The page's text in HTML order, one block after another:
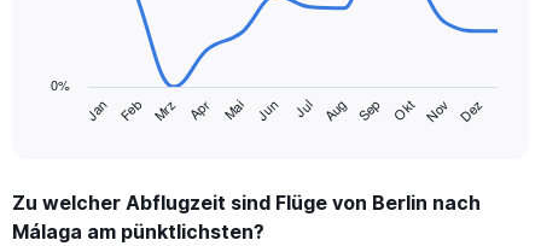
has
categories.
Range:
Jan Feb Mrz Apr Mai Jun Jul Aug Sep Okt Nov Dez
0%
Zu welcher Abflugzeit sind Flüge von Berlin nach
Málaga am pünktlichsten?